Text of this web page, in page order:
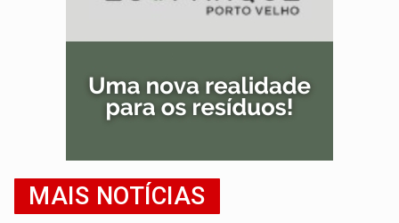
MAIS NOTÍCIAS